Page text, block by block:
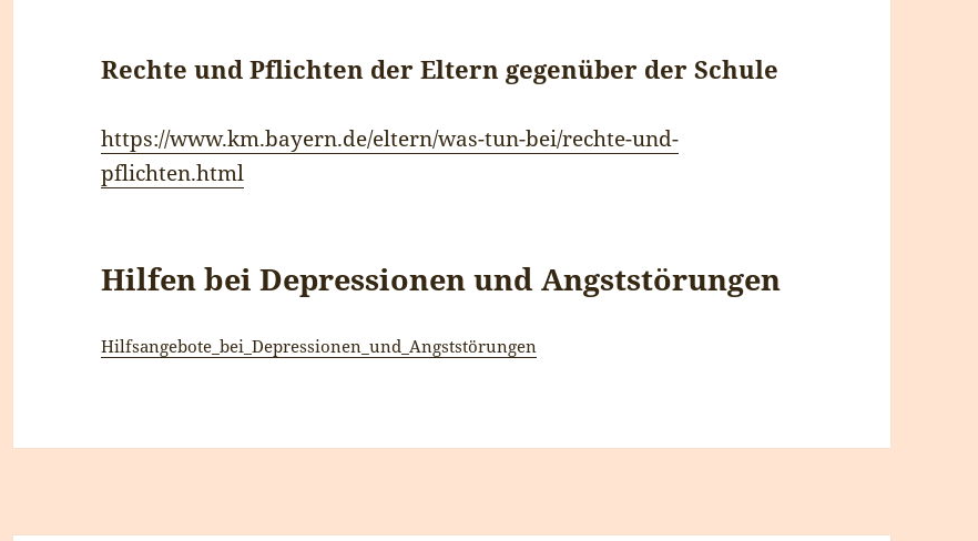
Rechte und Pflichten der Eltern gegenüber der Schule
https://www.km.bayern.de/eltern/was-tun-bei/rechte-und-
pflichten.html
Hilfen bei Depressionen und Angststörungen
Hilfsangebote_bei_Depressionen_und_Angststörungen